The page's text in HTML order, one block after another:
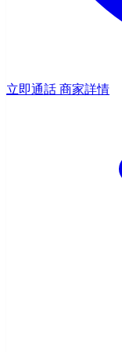
立即通話 商家詳情